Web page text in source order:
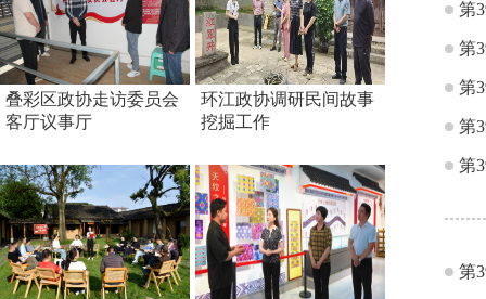
叠彩区政协走访委员会
客厅议事厅
环江政协调研民间故事
挖掘工作
第
第
第
第
第
第